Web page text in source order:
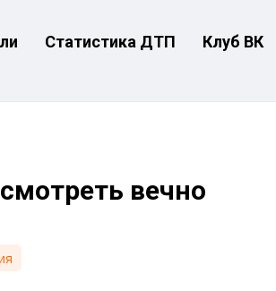
Статистика ДТП Клуб ВК
вечно